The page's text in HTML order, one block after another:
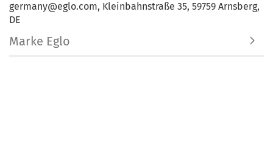
germany@eglo.com, Kleinbahnstraße 35, 59759 Arnsberg,
DE
Marke Eglo